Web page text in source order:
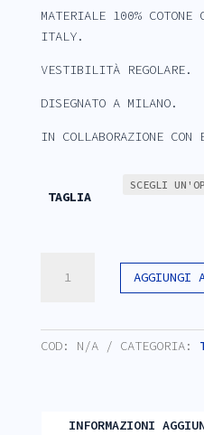
MATERIALE 100% COTONE
ITALY.
VESTIBILITÀ REGOLARE.
DISEGNATO A MILANO.
IN COLLABORAZIONE CON
TAGLIA
GIACCA
QUANTITÀ
AGGIUNGI
COD: N/A CATEGORIA:
INFORMAZIONI